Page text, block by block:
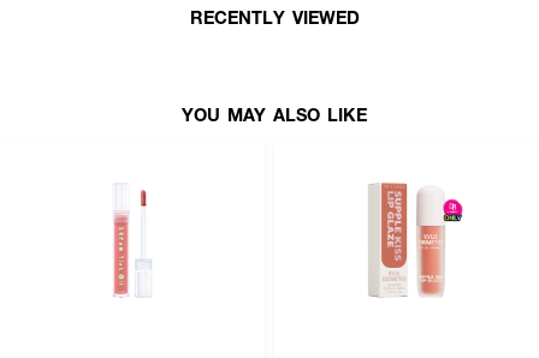
RECENTLY VIEWED
YOU MAY ALSO LIKE